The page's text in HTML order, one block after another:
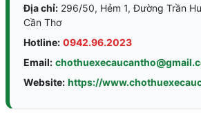
Địa chỉ:296/50, Hẻm 1, Đường Trần
Cần Thơ
Hotline: 0942.96.2023
Email:
Website: https://